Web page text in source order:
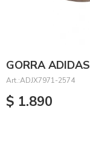
GORRA
ADJX7971-2574
$ 1.890